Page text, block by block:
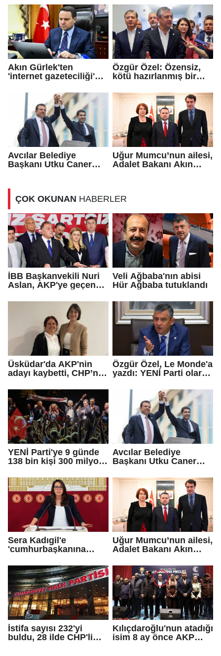
Savunma Anlaşması'
imzalandı
Akın Gürlek'ten
'internet gazeteciliği'
Özgür Özel: Özensiz,
kötü hazırlanmış bir
Avcılar Belediye
Başkanı Utku Caner
Uğur Mumcu’nun ailesi,
Adalet Bakanı Akın
ÇOK OKUNAN HABERLER
İBB Başkanvekili Nuri
Aslan, AKP'ye geçen
iddialarına yanıt verdi
Veli Ağbaba'nın abisi
Hür Ağbaba tutuklandı
Üsküdar'da AKP'nin
adayı kaybetti, CHP’nin
Çetinkaya Başkan
Vekili seçildi
Özgür Özel, Le Monde'a
yazdı: YENİ Parti olarak
öneriyoruz
YENİ Parti'ye 9 günde
138 bin kişi 300 milyon
Avcılar Belediye
Başkanı Utku Caner
kararı
Sera Kadıgil'e
'cumhurbaşkanına
soruşturması
Uğur Mumcu’nun ailesi,
Adalet Bakanı Akın
İstifa sayısı 232'yi
buldu, 28 ilde CHP'li
Kılıçdaroğlu'nun atadığı
isim 8 ay önce AKP